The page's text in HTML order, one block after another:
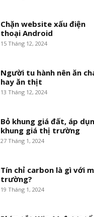
Chặn website xấu điện
thoại Android
15 Tháng 12, 2024
Người tu hành nên ăn
hay ăn thịt
13 Tháng 12, 2024
Bỏ khung giá đất, áp
khung giá thị trường
27 Tháng 1, 2024
Tín chỉ carbon là gì với
trường?
19 Tháng 1, 2024